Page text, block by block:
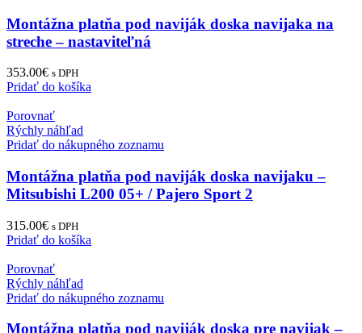
Montážna platňa pod naviják doska navijaka na
streche – nastaviteľná
353.00€ s DPH
Pridať do košíka
Porovnať
Rýchly náhľad
Pridať do nákupného zoznamu
Montážna platňa pod naviják doska navijaku –
Mitsubishi L200 05+ / Pajero Sport 2
315.00€ s DPH
Pridať do košíka
Porovnať
Rýchly náhľad
Pridať do nákupného zoznamu
Montážna platňa pod naviják doska pre navijak –